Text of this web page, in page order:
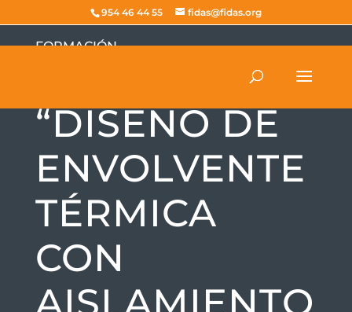
954 46 44 55 fidas@fidas.org
FORMACIÓN
“DISEÑO DE
ENVOLVENTE
TÉRMICA
CON
AISLAMIENTO